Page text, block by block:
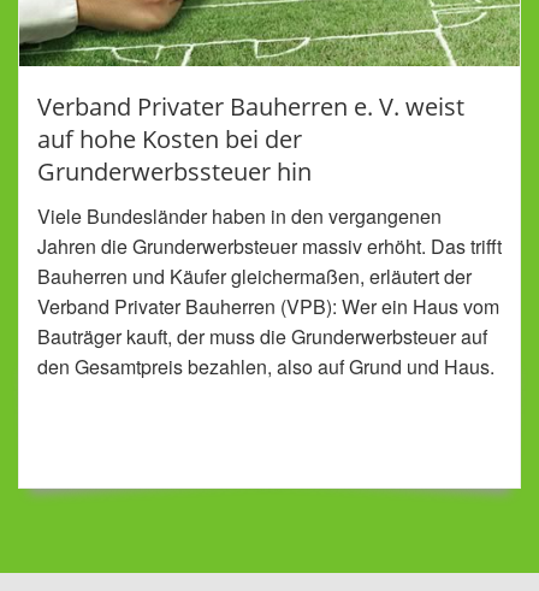
Verband Privater Bauherren e. V. weist
auf hohe Kosten bei der
Grunderwerbssteuer hin
Viele Bundesländer haben in den vergangenen
Jahren die Grunderwerbsteuer massiv erhöht. Das trifft
Bauherren und Käufer gleichermaßen, erläutert der
Verband Privater Bauherren (VPB): Wer ein Haus vom
Bauträger kauft, der muss die Grunderwerbsteuer auf
den Gesamtpreis bezahlen, also auf Grund und Haus.